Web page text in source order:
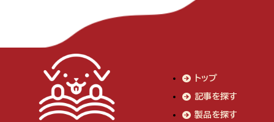
トップ
記事を探す
製品を探す